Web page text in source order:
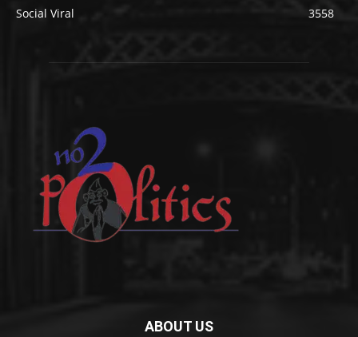
Social Viral 3558
ABOUT US